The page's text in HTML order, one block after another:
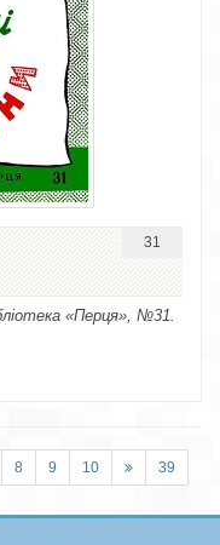
31
«Перця», №31.
8 9 10 39